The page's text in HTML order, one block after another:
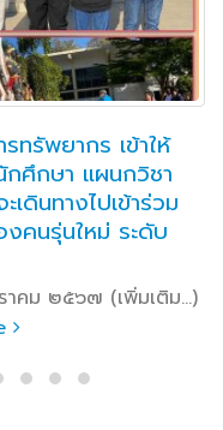
ทรัพยากร เข้าให้
กศึกษา แผนกวิชา
เดินทางไปเข้าร่วม
คนรุ่นใหม่ ระดับ
คม ๒๕๖๗ (เพิ่มเติม…)